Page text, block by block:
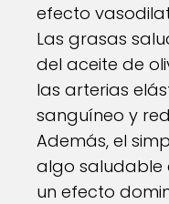
efecto
Las grasas
del aceite de
las arterias
sanguíneo y
Además, el
algo saludable
un efecto